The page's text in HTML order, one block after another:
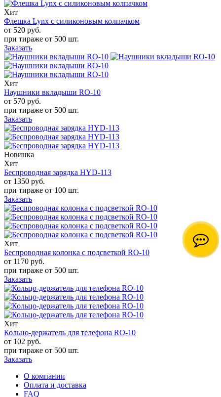
Хит
Флешка Lynx с силиконовым колпачком
от 520 руб.
при тираже от 500 шт.
Заказать
Хит
Наушники вкладыши RO-10
от 570 руб.
при тираже от 500 шт.
Заказать
Новинка
Хит
Беспроводная зарядка HYD-113
от 1350 руб.
при тираже от 100 шт.
Заказать
Хит
Беспроводная колонка с подсветкой RO-10
от 1170 руб.
при тираже от 500 шт.
Заказать
Хит
Кольцо-держатель для телефона RO-10
от 102 руб.
при тираже от 500 шт.
Заказать
О компании
Оплата и доставка
FAQ